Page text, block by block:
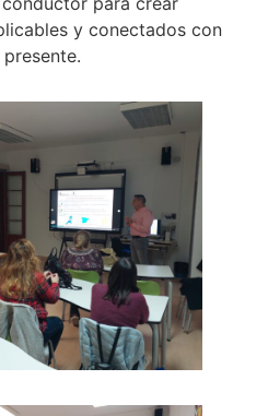
y conectados con